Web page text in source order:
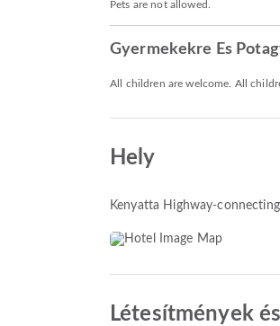
Pets are not allowed.
Gyermekekre Es
All children are welcome. All
Hely
Kenyatta Highway-
Létesítmények